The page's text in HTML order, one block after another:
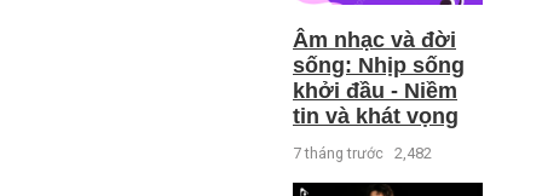
Âm nhạc và đời
sống: Nhịp sống
khởi đầu - Niềm
tin và khát vọng
7 tháng trước 2,482